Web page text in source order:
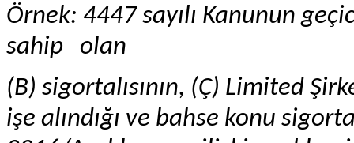
Örnek: 4447 sayılı Kanunun
sahip olan
(B) sigortalısının, (Ç) Limited
işe alındığı ve bahse konu